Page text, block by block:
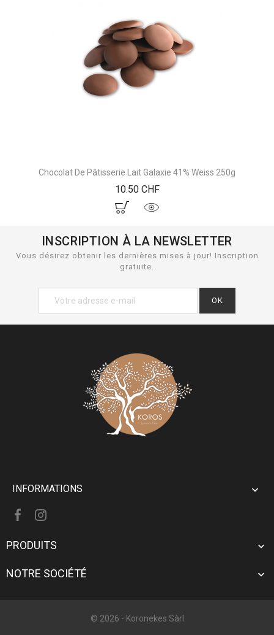
Chocolat De Pâtisserie Lait Galaxie 41% Weiss 250g
10.50 CHFPrix
INSCRIPTION À LA NEWSLETTER
Vous désirez obtenir les dernières mises à jour! Inscription
gratuite.
INFORMATIONS 
PRODUITS 
NOTRE SOCIÉTÉ 
© 2026 - Koronekes Sàrl